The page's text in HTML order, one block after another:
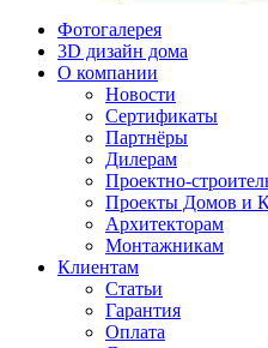
Фотогалерея
3D дизайн дома
О компании
Новости
Сертификаты
Партнёры
Дилерам
Проектно-
Проекты Домов и
Архитекторам
Монтажникам
Клиентам
Статьи
Гарантия
Оплата